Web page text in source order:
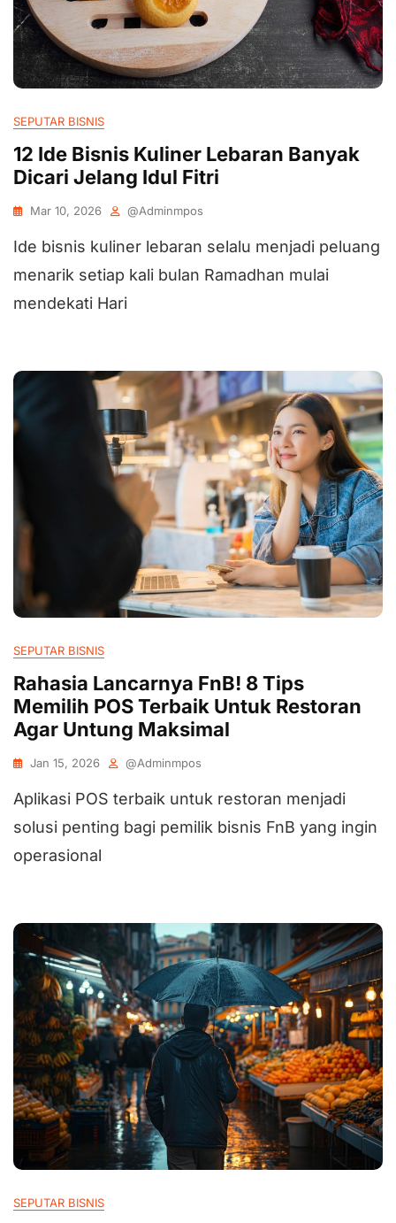
SEPUTAR BISNIS
12 Ide Bisnis Kuliner Lebaran Banyak
Dicari Jelang Idul Fitri
Mar 10, 2026 @adminmpos
Ide bisnis kuliner lebaran selalu menjadi peluang
menarik setiap kali bulan Ramadhan mulai
mendekati Hari
SEPUTAR BISNIS
Rahasia Lancarnya FnB! 8 Tips
Memilih POS Terbaik Untuk Restoran
Agar Untung Maksimal
Jan 15, 2026 @adminmpos
Aplikasi POS terbaik untuk restoran menjadi
solusi penting bagi pemilik bisnis FnB yang ingin
operasional
SEPUTAR BISNIS